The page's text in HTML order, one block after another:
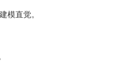
模直觉。